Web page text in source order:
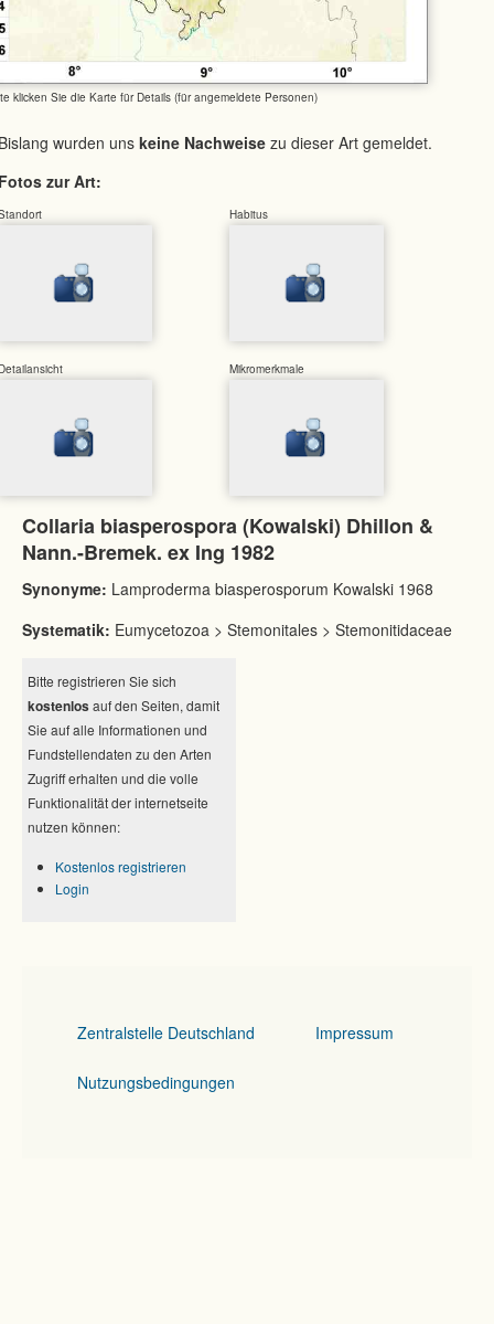
klicken Sie die Karte für Details (für angemeldete Personen)
wurden uns keine Nachweise zu dieser Art gemeldet.
zur Art:
Habitus
Mikromerkmale
Collaria biasperospora (Kowalski) Dhillon &
Nann.-Bremek. ex Ing 1982
Synonyme: Lamproderma biasperosporum Kowalski 1968
Systematik: Eumycetozoa > Stemonitales > Stemonitidaceae
Bitte registrieren Sie sich
kostenlos auf den Seiten, damit
Sie auf alle Informationen und
Fundstellendaten zu den Arten
Zugriff erhalten und die volle
Funktionalität der internetseite
nutzen können:
Kostenlos registrieren
Login
Zentralstelle Deutschland Impressum
Nutzungsbedingungen